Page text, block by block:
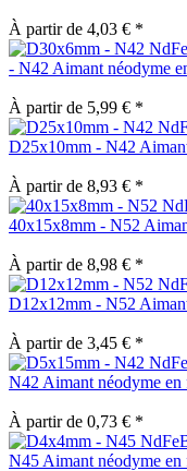
À partir de 4,03 € *
- N42 Aimant néodyme
À partir de 5,99 € *
D25x10mm - N42
À partir de 8,93 € *
40x15x8mm - N52
À partir de 8,98 € *
D12x12mm - N52
À partir de 3,45 € *
N42 Aimant néodyme en
À partir de 0,73 € *
N45 Aimant néodyme en